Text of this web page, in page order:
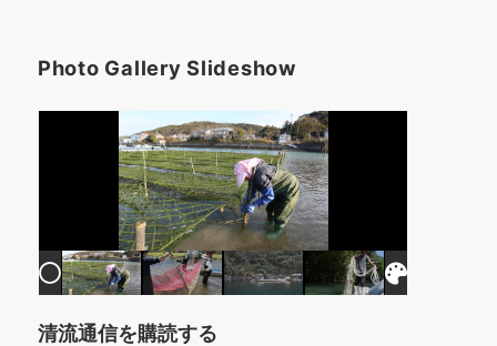
Photo Gallery Slideshow
清流通信を購読する